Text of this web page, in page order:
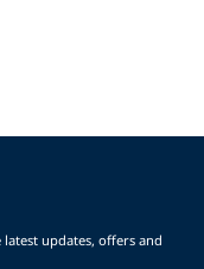
updates, offers and